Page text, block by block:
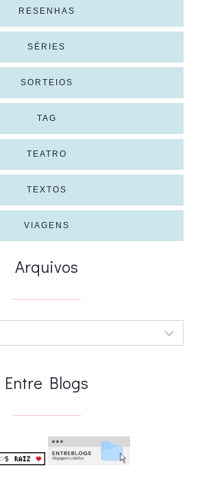
RESENHAS
SÉRIES
SORTEIOS
TAG
TEATRO
TEXTOS
VIAGENS
Arquivos
Entre Blogs